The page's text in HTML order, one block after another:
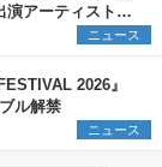
演アーティストを
ニュース
2026』
ル解禁
ニュース